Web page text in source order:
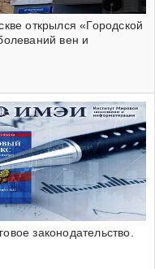
открылся «Городской
вен и
законодательство.